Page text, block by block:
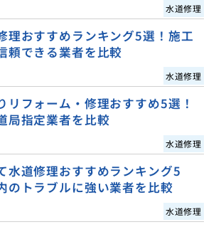
水道修理
理おすすめランキング5選！施工
頼できる業者を比較
水道修理
リフォーム・修理おすすめ5選！
局指定業者を比較
水道修理
水道修理おすすめランキング5
のトラブルに強い業者を比較
水道修理